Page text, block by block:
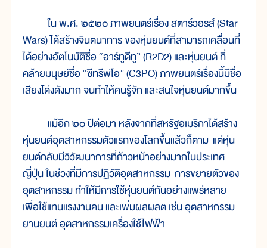
ใน พ.ศ. ๒๕๒๐ ภาพยนตร์เรื่อง สตาร์วอรส์ (Star
Wars) ได้สร้างจินตนาการ ของหุ่นยนต์ที่สามารถเคลื่อนที่
ได้อย่างอัตโนมัติชื่อ “อาร์ทูดีทู” (R2D2) และหุ่นยนต์ ที่
คล้ายมนุษย์ชื่อ “ซีทรีพีโอ” (C3PO) ภาพยนตร์เรื่องนี้มีชื่อ
เสียงโด่งดังมาก จนทำให้คนรู้จัก และสนใจหุ่นยนต์มากขึ้น
แม้อีก ๒๐ ปีต่อมา หลังจากที่สหรัฐอเมริกาได้สร้าง
หุ่นยนต์อุตสาหกรรมตัวแรกของโลกขึ้นแล้วก็ตาม แต่หุ่น
ยนต์กลับมีวิวัฒนาการที่ก้าวหน้าอย่างมากในประเทศ
ญี่ปุ่น ในช่วงที่มีการปฏิวัติอุตสาหกรรม การขยายตัวของ
อุตสาหกรรม ทำให้มีการใช้หุ่นยนต์กันอย่างแพร่หลาย
เพื่อใช้แทนแรงงานคน และเพิ่มผลผลิต เช่น อุตสาหกรรม
ยานยนต์ อุตสาหกรรมเครื่องใช้ไฟฟ้า